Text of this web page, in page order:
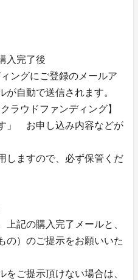
入完了後
ングにご登録のメールア
が自動で送信されます。
ラウドファンディング】
」 お申し込み内容などが
しますので、必ず保管くだ
記の購入完了メールと、
の）のご提示をお願いいた
ご提示頂けない場合は、